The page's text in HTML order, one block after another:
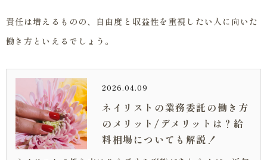
責任は増えるものの、自由度と収益性を重視したい人に向いた
働き方といえるでしょう。
2026.04.09
ネイリストの業務委託の働き方
のメリット/デメリットは？給
料相場についても解説！